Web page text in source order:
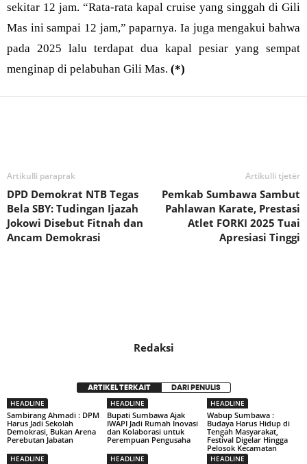
sekitar 12 jam. “Rata-rata kapal cruise yang singgah di Gili
Mas ini sampai 12 jam,” paparnya. Ia juga mengakui bahwa
pada 2025 lalu terdapat dua kapal pesiar yang sempat
menginap di pelabuhan Gili Mas. (*)
Artikulli paraprak
DPD Demokrat NTB Tegas
Bela SBY: Tudingan Ijazah
Jokowi Disebut Fitnah dan
Ancam Demokrasi
Artikulli tjetër
Pemkab Sumbawa Sambut
Pahlawan Karate, Prestasi
Atlet FORKI 2025 Tuai
Apresiasi Tinggi
Redaksi
ARTIKEL TERKAIT DARI PENULIS
HEADLINE
Sambirang Ahmadi : DPM
Harus Jadi Sekolah
Demokrasi, Bukan Arena
Perebutan Jabatan
HEADLINE
Bupati Sumbawa Ajak
IWAPI Jadi Rumah Inovasi
dan Kolaborasi untuk
Perempuan Pengusaha
HEADLINE
Wabup Sumbawa :
Budaya Harus Hidup di
Tengah Masyarakat,
Festival Digelar Hingga
Pelosok Kecamatan
HEADLINE HEADLINE HEADLINE